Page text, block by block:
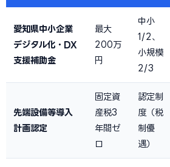
愛知県中小企業
デジタル化・DX
支援補助金
最大
200万
円
中小
1/2、
小規模
2/3
先端設備等導入
計画認定
固定資
産税3
年間ゼ
ロ
認定制
度（税
制優
遇）